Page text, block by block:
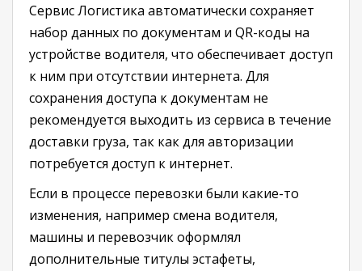
Сервис Логистика автоматически сохраняет
набор данных по документам и QR-коды на
устройстве водителя, что обеспечивает доступ
к ним при отсутствии интернета. Для
сохранения доступа к документам не
рекомендуется выходить из сервиса в течение
доставки груза, так как для авторизации
потребуется доступ к интернет.
Если в процессе перевозки были какие-то
изменения, например смена водителя,
машины и перевозчик оформлял
дополнительные титулы эстафеты,